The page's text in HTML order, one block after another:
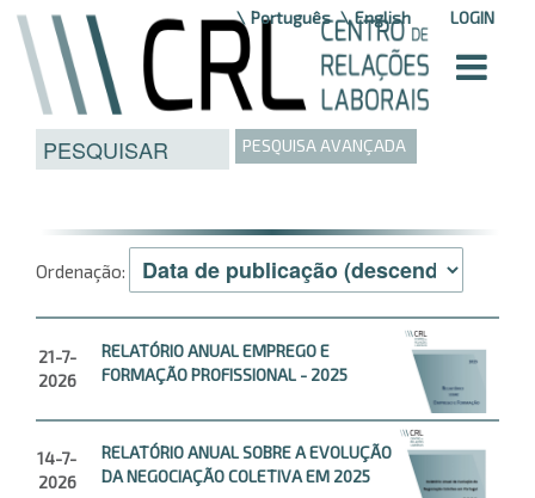
Saltar para o conteúdo LOGIN
Português English
PESQUISA AVANÇADA
Ordenação:
21-7-
2026
RELATÓRIO ANUAL EMPREGO E
FORMAÇÃO PROFISSIONAL - 2025
14-7-
2026
RELATÓRIO ANUAL SOBRE A EVOLUÇÃO
DA NEGOCIAÇÃO COLETIVA EM 2025